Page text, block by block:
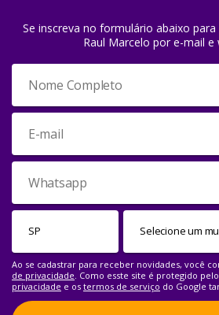
Se inscreva no formulário abaixo
Raul Marcelo por e-mail e
Ao se cadastrar para receber novidades, você
de privacidade. Como esste site é protegido pelo
privacidade e os termos de serviço do Google